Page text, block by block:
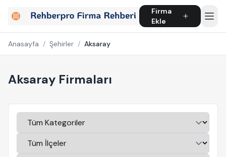
Firma
Ekle
Anasayfa / Şehirler / Aksaray
Aksaray Firmaları